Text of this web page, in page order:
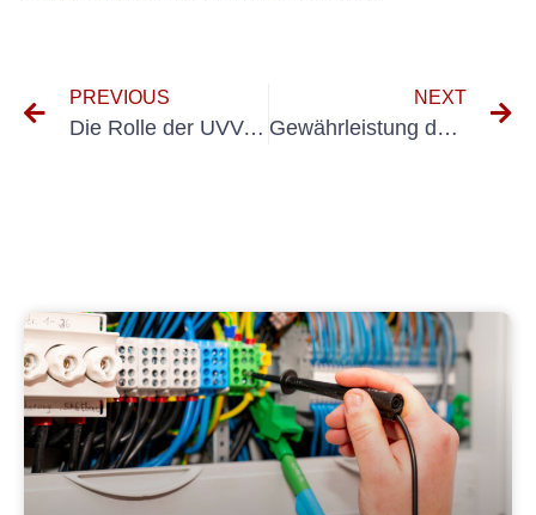
PREVIOUS
Die Rolle der UVV-Prüfung bei der Unfallverhütung mit kraftbetriebenen Kleingeräten
NEXT
Gewährleistung der Sicherheit und Einhaltung der UVV-Prüfung für motorisierte Tore